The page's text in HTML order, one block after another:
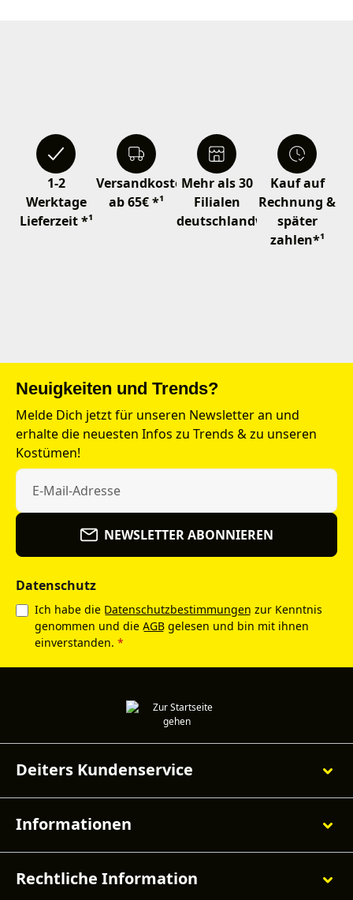
1-2
Werktage
Lieferzeit *¹
Versandkostenfrei
ab 65€ *¹
Mehr als 30
Filialen
deutschlandweit
Kauf auf
Rechnung &
später
zahlen*¹
Neuigkeiten und Trends?
Melde Dich jetzt für unseren Newsletter an und
erhalte die neuesten Infos zu Trends & zu unseren
Kostümen!
NEWSLETTER ABONNIEREN
Datenschutz
Ich habe die Datenschutzbestimmungen zur Kenntnis
genommen und die AGB gelesen und bin mit ihnen
einverstanden. *
Deiters Kundenservice
Informationen
Rechtliche Information